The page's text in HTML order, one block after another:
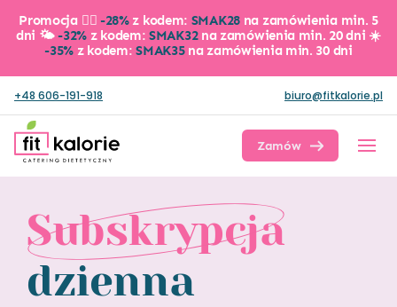
Promocja 👉🏼 -28%z kodem: SMAK28 na zamówienia min. 5
dni 🌤️-32% z kodem:SMAK32na zamówienia min. 20 dni ☀️
-35% z kodem:SMAK35na zamówienia min. 30 dni
+48 606-191-918 biuro@fitkalorie.pl
Zamów dietę
Subskrypcja
dzienna